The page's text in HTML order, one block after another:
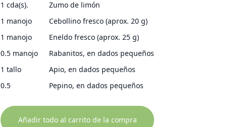
1 cda(s).
Zumo de limón
1 manojo
Cebollino fresco (aprox. 20 g)
1 manojo
Eneldo fresco (aprox. 25 g)
0.5 manojo
Rabanitos, en dados pequeños
1 tallo
Apio, en dados pequeños
0.5
Pepino, en dados pequeños
Añadir todo al carrito de la compra